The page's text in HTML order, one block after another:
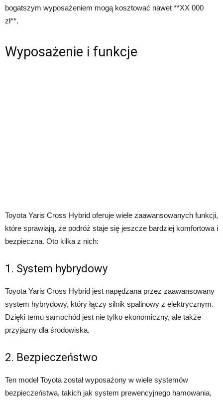
bogatszym wyposażeniem mogą kosztować nawet **XX 000
zł**.
Wyposażenie i funkcje
Toyota Yaris Cross Hybrid oferuje wiele zaawansowanych funkcji,
które sprawiają, że podróż staje się jeszcze bardziej komfortowa i
bezpieczna. Oto kilka z nich:
1. System hybrydowy
Toyota Yaris Cross Hybrid jest napędzana przez zaawansowany
system hybrydowy, który łączy silnik spalinowy z elektrycznym.
Dzięki temu samochód jest nie tylko ekonomiczny, ale także
przyjazny dla środowiska.
2. Bezpieczeństwo
Ten model Toyota został wyposażony w wiele systemów
bezpieczeństwa, takich jak system prewencyjnego hamowania,